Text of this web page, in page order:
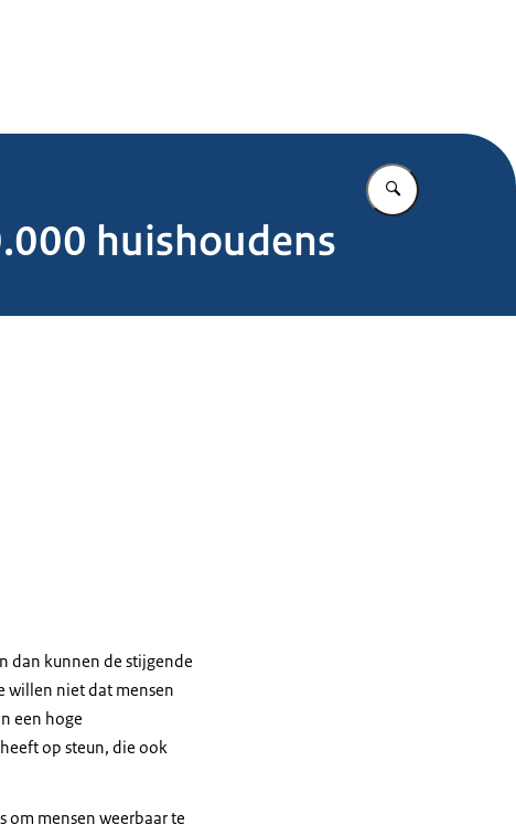
Vul in wat u
huishoudens
dan kunnen de stijgende
willen niet dat mensen
een hoge
op steun, die ook
om mensen weerbaar te